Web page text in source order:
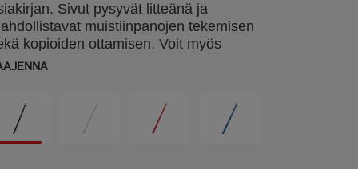
Sivut pysyvät litteänä ja
muistiinpanojen tekemisen
kopioiden ottamisen. Voit myös
lisätä tai poistaa sivuja. 10mm